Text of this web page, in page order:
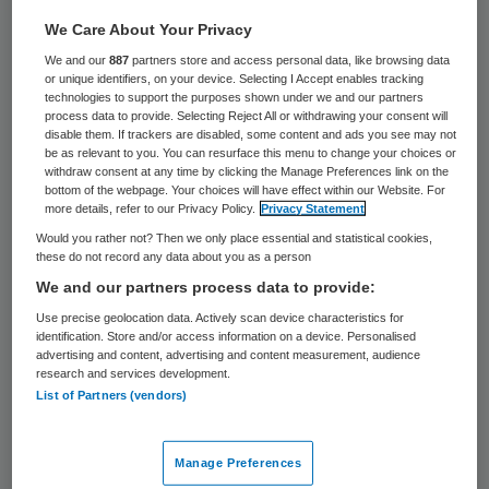
De Universiteit Maastricht schenkt een
MRI-scanner aan Cuba. Dat meldt dagblad
De Limburger.
Volgens deprovinciale krantgaat de
scanner naar het Cubaanse Neurosciences
Center. Afgelopen vrijdag werd de machine
die in de psychologiefaculteit stond,
gedemonteerd. Het apparaat werd in
Maastricht overbodig na de aanschaf van
drie nieuwe scanners.
Reageer op dit artikel
We Care About Your Privacy
We and our887 partners store and access personal data, like browsing data
or unique identifiers, on your device. Selecting I Accept enables tracking
technologies to support the purposes shown under we and our partners
process data to provide. Selecting Reject All or withdrawing your consent will
disable them. If trackers are disabled, some content and ads you see may not
be as relevant to you. You can resurface this menu to change your choices or
withdraw consent at any time by clicking the Manage Preferences link on the
bottom of the webpage. Your choices will have effect within our Website. For
more details, refer to our Privacy Policy.
Privacy Statement
Would you rather not? Then we only place essential and statistical cookies,
these do not record any data about you as a person
We and our partners process data to provide:
Use precise geolocation data. Actively scan device characteristics for
identification. Store and/or access information on a device. Personalised
advertising and content, advertising and content measurement, audience
research and services development.
List of Partners (vendors)
Manage Preferences